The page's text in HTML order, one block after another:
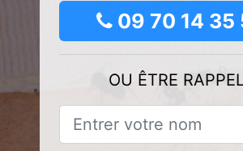
09 70 14 35
OU ÊTRE